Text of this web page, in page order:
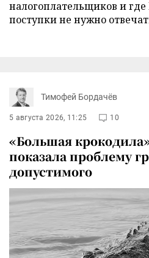
налогоплательщиков и где
поступки не нужно
Тимофей Бордачёв
5 августа 2026, 11:25 10
«Большая
показала проблему
допустимого